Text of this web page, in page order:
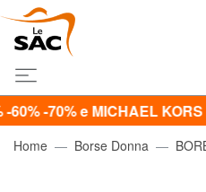
e MICHAEL KORS tutto
Home Borse Donna